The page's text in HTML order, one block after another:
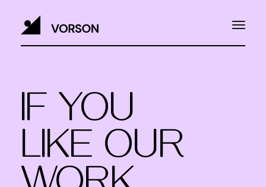
IF YOU
LIKE OUR